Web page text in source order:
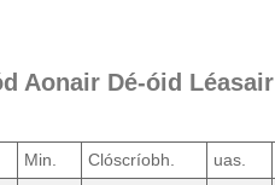
Aonair Dé-óid Léasair
Min. Clóscríobh. uas.